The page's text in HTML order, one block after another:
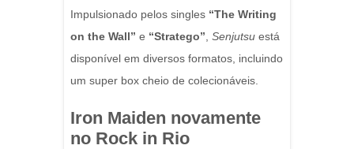
Impulsionado pelos singles “The Writing
on the Wall” e “Stratego” Senjutsu está
disponível em diversos formatos, incluindo
um super box cheio de colecionáveis.
Iron Maiden novamente
no Rock in Rio